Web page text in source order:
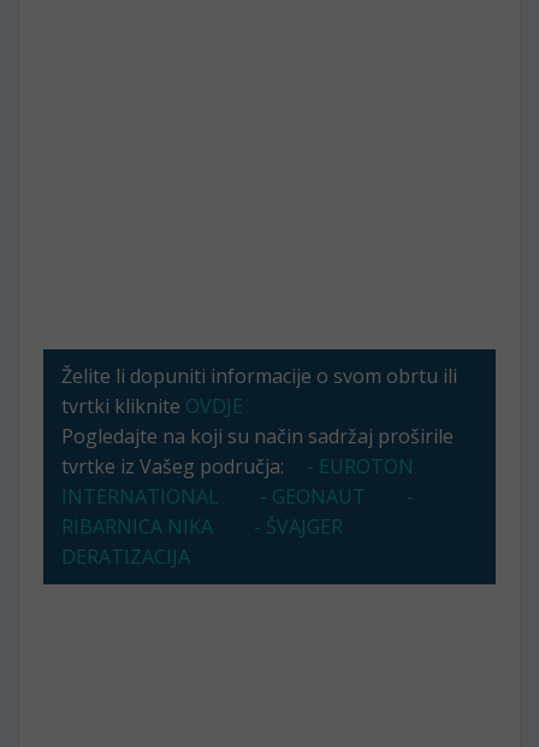
Želite li dopuniti informacije o svom obrtu ili
tvrtki kliknite OVDJE
Pogledajte na koji su način sadržaj proširile
tvrtke iz Vašeg područja:
- EUROTON
INTERNATIONAL
- GEONAUT
-
RIBARNICA NIKA
- ŠVAJGER
DERATIZACIJA